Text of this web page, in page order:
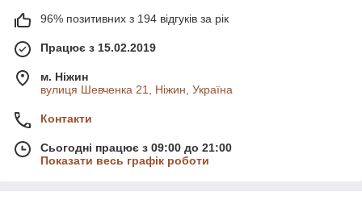
96% позитивних з 194 відгуків за рік
Працює з 15.02.2019
м. Ніжин
вулиця Шевченка 21, Ніжин, Україна
Контакти
Сьогодні працює з 09:00 до 21:00
Показати весь графік роботи